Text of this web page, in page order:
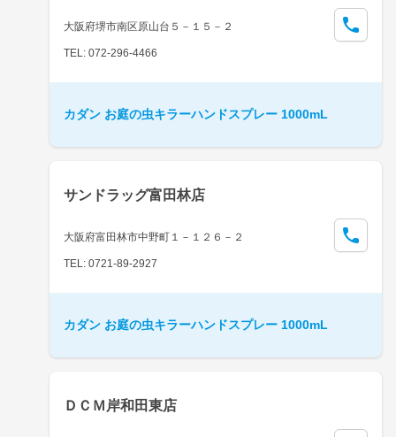
大阪府堺市南区原山台５－１５－２
TEL: 072-296-4466
カダン お庭の虫キラーハンドスプレー 1000mL
サンドラッグ富田林店
大阪府富田林市中野町１－１２６－２
TEL: 0721-89-2927
カダン お庭の虫キラーハンドスプレー 1000mL
ＤＣＭ岸和田東店